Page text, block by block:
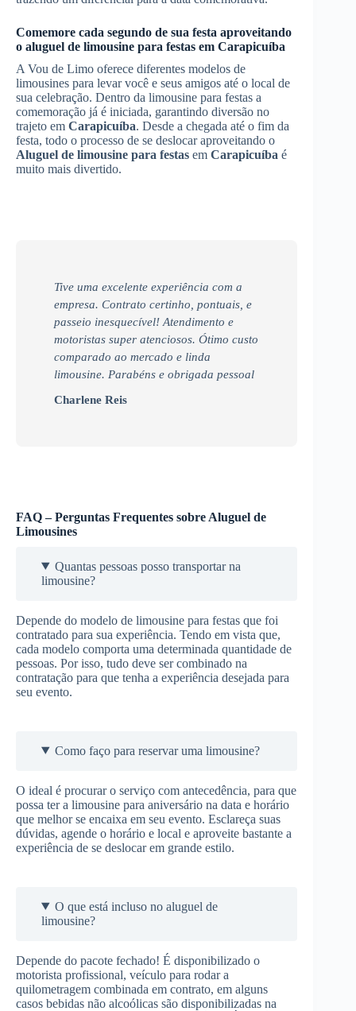
Comemore cada segundo de sua festa aproveitando
o aluguel de limousine para festas em Carapicuíba
A Vou de Limo oferece diferentes modelos de
limousines para levar você e seus amigos até o local de
sua celebração. Dentro da limousine para festas a
comemoração já é iniciada, garantindo diversão no
trajeto em Carapicuíba. Desde a chegada até o fim da
festa, todo o processo de se deslocar aproveitando o
Aluguel de limousine para festas em Carapicuíba é
muito mais divertido.
Tive uma excelente experiência com a
empresa. Contrato certinho, pontuais, e
passeio inesquecível! Atendimento e
motoristas super atenciosos. Ótimo custo
comparado ao mercado e linda
limousine. Parabéns e obrigada pessoal
Charlene Reis
FAQ – Perguntas Frequentes sobre Aluguel de
Limousines
Quantas pessoas posso transportar na
limousine?
Depende do modelo de limousine para festas que foi
contratado para sua experiência. Tendo em vista que,
cada modelo comporta uma determinada quantidade de
pessoas. Por isso, tudo deve ser combinado na
contratação para que tenha a experiência desejada para
seu evento.
Como faço para reservar uma limousine?
O ideal é procurar o serviço com antecedência, para que
possa ter a limousine para aniversário na data e horário
que melhor se encaixa em seu evento. Esclareça suas
dúvidas, agende o horário e local e aproveite bastante a
experiência de se deslocar em grande estilo.
O que está incluso no aluguel de
limousine?
Depende do pacote fechado! É disponibilizado o
motorista profissional, veículo para rodar a
quilometragem combinada em contrato, em alguns
casos bebidas não alcoólicas são disponibilizadas na